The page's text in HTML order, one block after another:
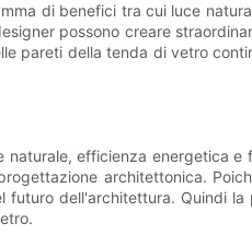
di benefici tra cui luce
possono creare
pareti della tenda di vetro
efficienza energetica e
architettonica.
dell'architettura. Quindi